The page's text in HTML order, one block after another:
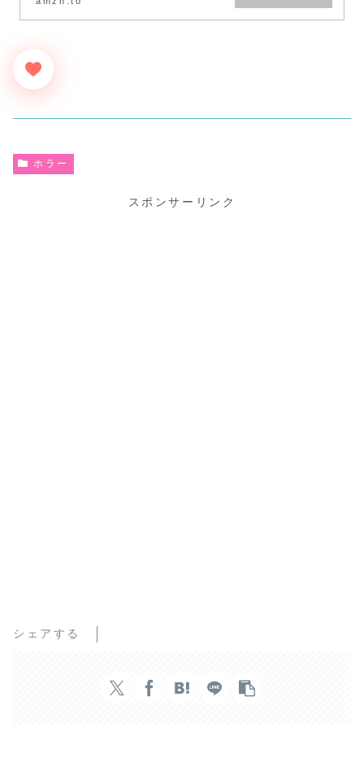
ホラー
スポンサーリンク
シェアする